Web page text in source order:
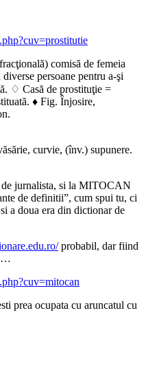
comisă de femeia
persoane pentru a-şi
♢ Casă de prostituţie =
♦ Fig. Înjosire,
curvie, (înv.) supunere.
jurnalista, si la MITOCAN
de definitii”, cum spui tu, ci
a doua era din dictionar de
probabil, dar fiind
prea ocupata cu aruncatul cu